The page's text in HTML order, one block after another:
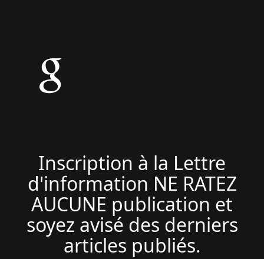
Inscription à la Lettre
d'information NE RATEZ
AUCUNE publication et
soyez avisé des derniers
articles publiés.